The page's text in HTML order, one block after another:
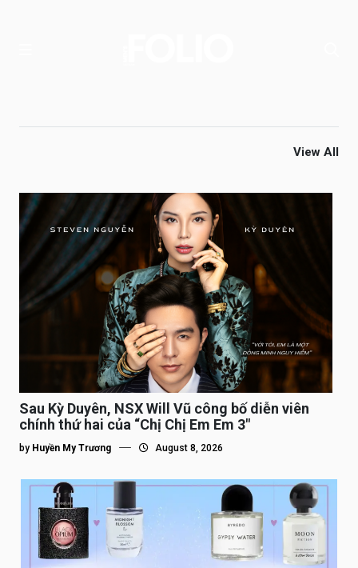
View All
Sau Kỳ Duyên, NSX Will Vũ công bố diễn viên
chính thứ hai của “Chị Chị Em Em 3″
by Huyền My Trương August 8, 2026